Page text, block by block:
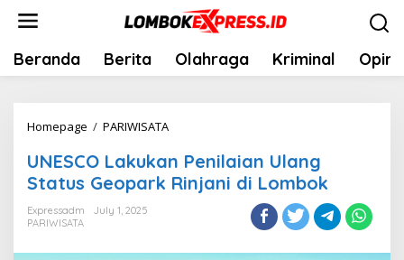
Skip
content
Beranda Berita Olahraga Kriminal Opini
Homepage / PARIWISATAUNESCO
Penilaian
Ulang
Rinjani
UNESCO Lakukan Penilaian Ulang
Status Geopark Rinjani di Lombok
Expressadm
July 1, 2025
PARIWISATA